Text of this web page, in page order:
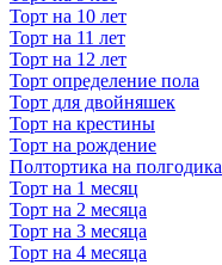
Торт на 10 лет
Торт на 11 лет
Торт на 12 лет
Торт определение пола
Торт для двойняшек
Торт на крестины
Торт на рождение
Полтортика на полгодика
Торт на 1 месяц
Торт на 2 месяца
Торт на 3 месяца
Торт на 4 месяца